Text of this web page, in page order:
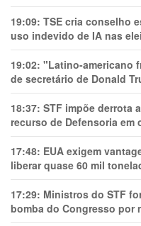
19:09: TSE cria conselho
uso indevido de IA nas
19:02: "Latino-americano
de secretário de Donald
18:37: STF impõe derrota
recurso de Defensoria em
17:48: EUA exigem
liberar quase 60 mil
17:29: Ministros do STF
bomba do Congresso por